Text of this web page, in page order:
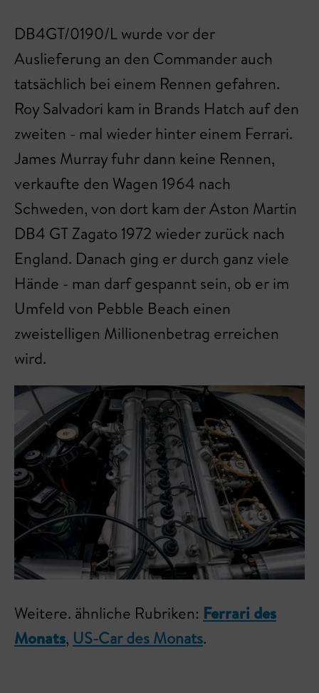
DB4GT/0190/L wurde vor der
Auslieferung an den Commander auch
tatsächlich bei einem Rennen gefahren.
Roy Salvadori kam in Brands Hatch auf den
zweiten - mal wieder hinter einem Ferrari.
James Murray fuhr dann keine Rennen,
verkaufte den Wagen 1964 nach
Schweden, von dort kam der Aston Martin
DB4 GT Zagato 1972 wieder zurück nach
England. Danach ging er durch ganz viele
Hände - man darf gespannt sein, ob er im
Umfeld von Pebble Beach einen
zweistelligen Millionenbetrag erreichen
wird.
Weitere. ähnliche Rubriken: Ferrari des
Monats, US-Car des Monats.